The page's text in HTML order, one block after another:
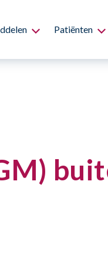
Patiënten